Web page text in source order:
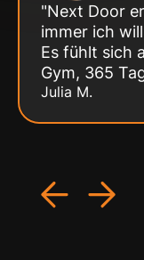
"Next Door
immer ich
Es fühlt sich
Gym, 365
Julia M.